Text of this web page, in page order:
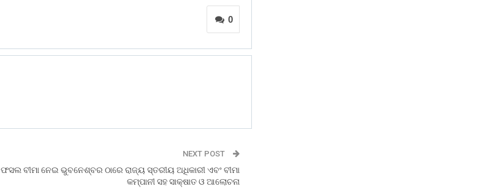
0
NEXT POST
ଫସଲ ବୀମା ନେଇ ଭୁବନେଶ୍ବର ଠାରେ ରାଜ୍ୟ ସ୍ତରୀୟ ଅଧିକାରୀ ଏବଂ ବୀମା
କମ୍ପାନୀ ସହ ସାକ୍ଷାତ ଓ ଆଲୋଚନା